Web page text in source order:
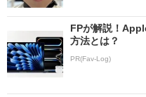
FPが解説！
方法とは？
PR(Fav-Log)